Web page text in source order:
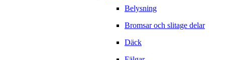
Belysning
Bromsar och slitage delar
Däck